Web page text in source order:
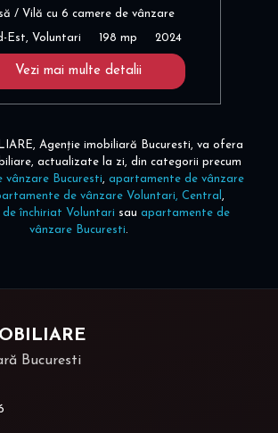
/ Vilă cu 6 camere de vânzare
Est, Voluntari 198 mp 2024
Vezi mai multe detalii
Agenție imobiliară Bucuresti, va ofera
actualizate la zi, din categorii precum
Bucuresti, apartamente de vânzare
de vânzare Voluntari, Central ,
închiriat Voluntari sau apartamente de
vânzare Bucuresti.
Bucuresti